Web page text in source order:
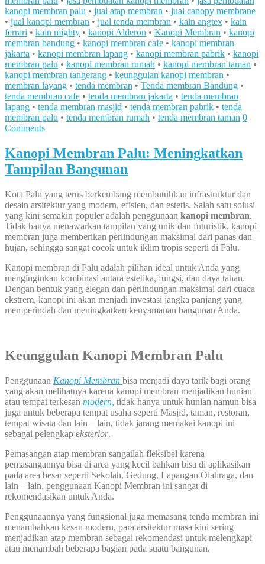
kanopi membran palu • jual atap membran • jual canopy membrane
• jual kanopi membran • jual tenda membran • kain angtex • kain
ferrari • kain mighty • kanopi Alderon • Kanopi Membran • kanopi
membran bandung • kanopi membran cafe • kanopi membran
jakarta • kanopi membran lapang • kanopi membran pabrik • kanopi
membran palu • kanopi membran rumah • kanopi membran taman •
kanopi membran tangerang • keunggulan kanopi membran •
membran layang • tenda membran • Tenda membran Bandung •
tenda membran cafe • tenda membran jakarta • tenda membran
lapang • tenda membran masjid • tenda membran pabrik • tenda
membran palu • tenda membran rumah • tenda membran taman 0
Comments
Kanopi Membran Palu: Meningkatkan
Tampilan Bangunan
Kota Palu yang terus berkembang membutuhkan infrastruktur dan
desain arsitektur yang modern, efisien, dan estetis. Salah satu solusi
yang kini semakin populer adalah penggunaan kanopi membran.
Tidak hanya menawarkan tampilan yang unik dan futuristik, kanopi
membran juga memberikan perlindungan maksimal dari panas dan
hujan, sehingga sangat cocok untuk iklim tropis seperti di Palu.
Kanopi membran di Palu adalah pilihan ideal untuk Anda yang
menginginkan kombinasi antara estetika, fungsi, dan daya tahan.
Dengan bentuk yang elegan dan perlindungan maksimal dari cuaca
ekstrem, kanopi ini akan menjadi investasi jangka panjang yang
memperindah dan meningkatkan kenyamanan bangunan Anda.
Keunggulan Kanopi Membran Palu
Penggunaan Kanopi Membran bisa menjadi daya tarik bagi orang
yang akan melihatnya karena kanopi membran menjadikan hunian
atau tempat terkesan modern, tidak hanya untuk hunian namun bisa
juga untuk beberapa tempat usaha seperti Masjid, taman, restoran,
tempat wisata dan lain – lain, tidak jarang memakai kanopi ini
sebagai pelengkap eksterior.
Pemasangan atap membran sangatlah fleksibel karena
pemasangannya bisa di area yang kecil bahkan bisa di aplikasikan
pada area besar seperti Sekolah, Gedung, Lapangan Olahraga, dan
lain – lain, penggunaan Kanopi Membran ini sangat di
rekomendasikan untuk Anda.
Penggunaannya yang fungsional juga memasang tenda membran ini
menambahkan kesan modern, para arsitektur masa kini sering
menjadikan atap membran sebagai rekomendasi untuk melengkapi
atau menambah beberapa bagian pada suatu bangunan.